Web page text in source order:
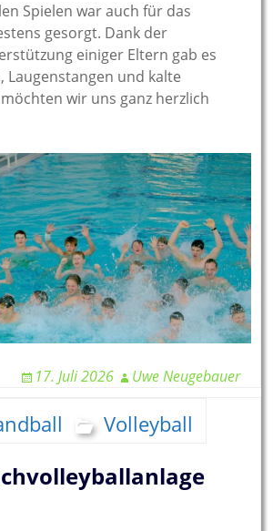
Spielen war auch für das
gesorgt. Dank der
einiger Eltern gab es
Laugenstangen und kalte
wir uns ganz herzlich
17. Juli 2026 Uwe Neugebauer
Volleyball